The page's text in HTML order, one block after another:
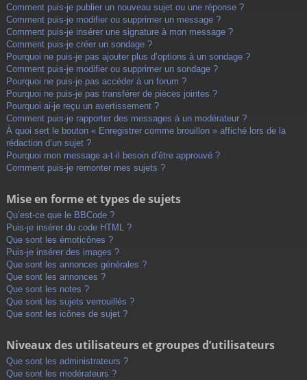
Comment puis-je publier un nouveau sujet ou une réponse ?
Comment puis-je modifier ou supprimer un message ?
Comment puis-je insérer une signature à mon message ?
Comment puis-je créer un sondage ?
Pourquoi ne puis-je pas ajouter plus d’options à un sondage ?
Comment puis-je modifier ou supprimer un sondage ?
Pourquoi ne puis-je pas accéder à un forum ?
Pourquoi ne puis-je pas transférer de pièces jointes ?
Pourquoi ai-je reçu un avertissement ?
Comment puis-je rapporter des messages à un modérateur ?
À quoi sert le bouton « Enregistrer comme brouillon » affiché lors de la
rédaction d’un sujet ?
Pourquoi mon message a-t-il besoin d’être approuvé ?
Comment puis-je remonter mes sujets ?
Mise en forme et types de sujets
Qu’est-ce que le BBCode ?
Puis-je insérer du code HTML ?
Que sont les émoticônes ?
Puis-je insérer des images ?
Que sont les annonces générales ?
Que sont les annonces ?
Que sont les notes ?
Que sont les sujets verrouillés ?
Que sont les icônes de sujet ?
Niveaux des utilisateurs et groupes d’utilisateurs
Que sont les administrateurs ?
Que sont les modérateurs ?